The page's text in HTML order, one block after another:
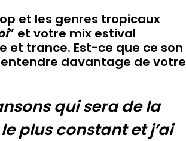
et les genres tropicaux
” et votre mix estival
et trance. Est-ce que ce son
davantage de votre
qui sera de la
plus constant et j’ai